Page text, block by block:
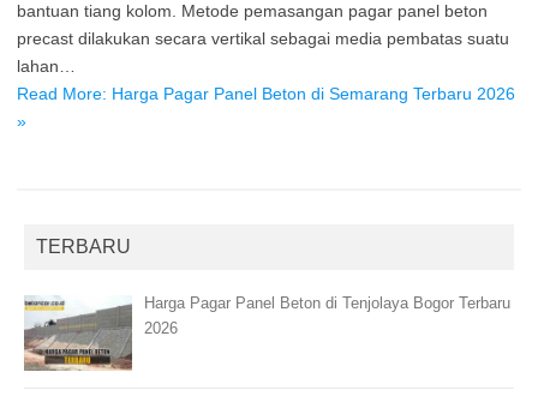
bantuan tiang kolom. Metode pemasangan pagar panel beton
precast dilakukan secara vertikal sebagai media pembatas suatu
lahan…
Read More: Harga Pagar Panel Beton di Semarang Terbaru 2026
»
TERBARU
Harga Pagar Panel Beton di Tenjolaya Bogor Terbaru
2026